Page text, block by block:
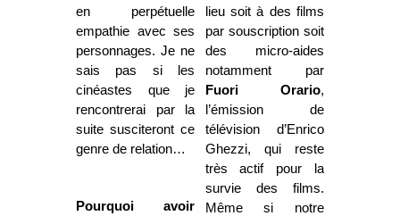
en perpétuelle
empathie avec ses
personnages. Je ne
sais pas si les
cinéastes que je
rencontrerai par la
suite susciteront ce
genre de relation…
Pourquoi avoir
lieu soit à des films
par souscription soit
des micro-aides
notamment par
Fuori Orario,
l’émission de
télévision d’Enrico
Ghezzi, qui reste
très actif pour la
survie des films.
Même si notre